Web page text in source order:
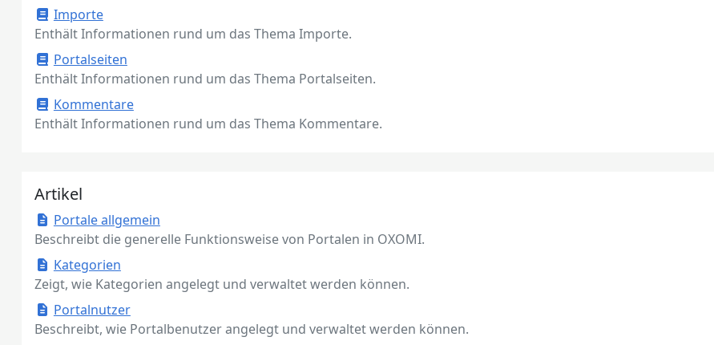
Importe
Enthält Informationen rund um das Thema Importe.
Portalseiten
Enthält Informationen rund um das Thema Portalseiten.
Kommentare
Enthält Informationen rund um das Thema Kommentare.
Artikel
Portale allgemein
Beschreibt die generelle Funktionsweise von Portalen in OXOMI.
Kategorien
Zeigt, wie Kategorien angelegt und verwaltet werden können.
Portalnutzer
Beschreibt, wie Portalbenutzer angelegt und verwaltet werden können.